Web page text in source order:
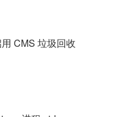
CMS 垃圾回收